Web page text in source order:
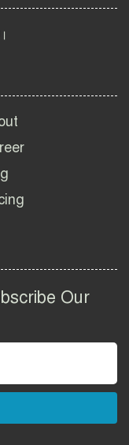
Job Circular
অধিদপ্তর
২০২৬ | DNC
2026
কি কি লাগে
আবেদন ও
2026
বিজ্ঞপ্তি
এএসআই
Our